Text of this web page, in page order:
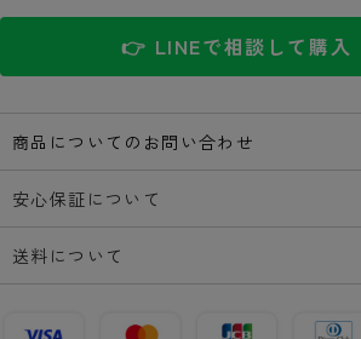
👉 LINEで相談して購入
商品についてのお問い合わせ
安心保証について
送料について